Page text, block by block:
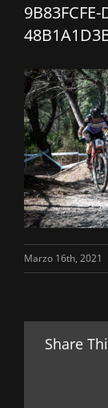
Marzo 16th, 2021
Share